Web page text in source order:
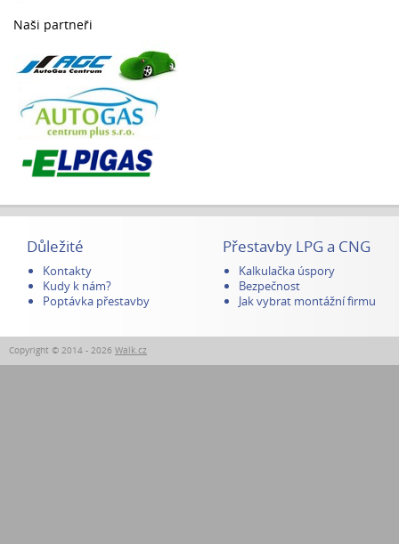
Naši partneři
Důležité
Kontakty
Kudy k nám?
Poptávka přestavby
Přestavby LPG a CNG
Kalkulačka úspory
Bezpečnost
Jak vybrat montážní firmu
Copyright © 2014 - 2026 Walk.cz